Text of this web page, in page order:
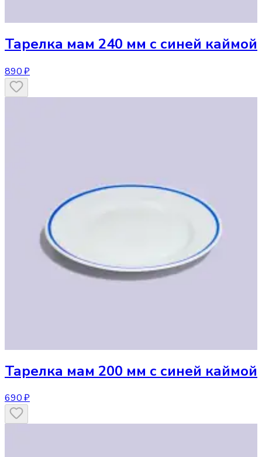
Тарелка мам 240 мм с синей каймой
890 ₽
Тарелка мам 200 мм с синей каймой
690 ₽